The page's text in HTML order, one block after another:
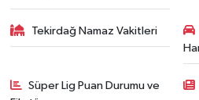
Tekirdağ Namaz Vakitleri
Süper Lig Puan Durumu ve